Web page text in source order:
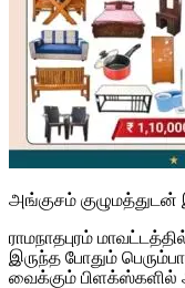
அங்குசம்
ராமநாதபுரம்
இருந்த போதும்
வைக்கும்